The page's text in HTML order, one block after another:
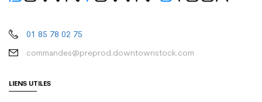
01 85 78 02 75
commandes@preprod.downtownstock.com
LIENS UTILES